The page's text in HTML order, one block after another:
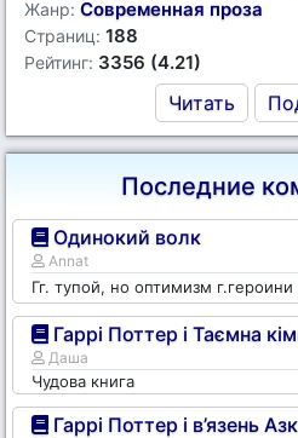
Жанр: Современная проза
Страниц: 188
Рейтинг: 3356 (4.21)
Читать
Последние
Одинокий волк
Annat
Гг. тупой, но оптимизм
Гаррі Поттер і Таємна
Даша
Чудова книга
Гаррі Поттер і в’язень